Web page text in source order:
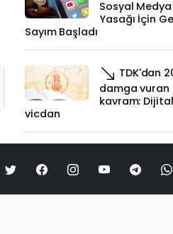
Sosyal Medya
Yasağı İçin
Sayım Başladı
TDK'dan
damga vuran
kavram: Dijital
vicdan